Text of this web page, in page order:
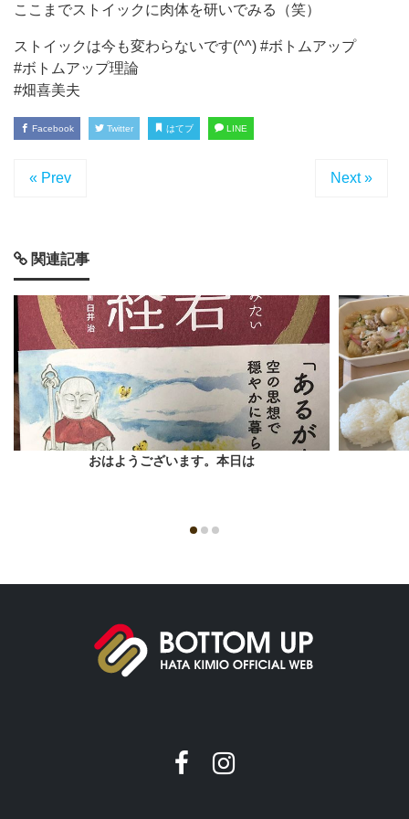
ここまでストイックに肉体を研いでみる（笑）
ストイックは今も変わらないです(^^) #ボトムアップ
#ボトムアップ理論
#畑喜美夫
Facebook Twitter はてブ LINE
« Prev Next »
関連記事
おはようございます。本日は